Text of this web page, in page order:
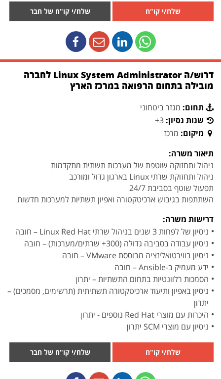
שלח/י קו"ח שלח/י קו"ח של חבר
דרוש/ה Linux System Administrator לחברה
מובילה בתחום הרפואה במרכז הארץ
תחום: מגזר ביטחוני
שנות נסיון: 3+
מיקום: מרכז
תיאור משרה:
ניהול ותחזוקה שוטפת של מערכות תשתית מתקדמות
ניהול ותחזוקת שרתי Linux בארגון גדול ומורכב
תפעול שוטף בסביבת 24/7
השתתפות בגיבוש ארכיטקטורה ואפיון תשתיות למערכות חדשות
דרישות משרה:
ניסיון של לפחות 3 שנים בניהול שרתי Linux Red Hat – חובה
ניסיון עבודה בסביבה גדולה (300+ שרתים/מערכות) – חובה
ניסיון בווירטואליזציה מבוססת VMware – חובה
ידע מעמיק ב-Ansible – חובה
הסמכות רלוונטיות בתחום התשתיות – יתרון
ניסיון באפיון ותיעוד ארכיטקטורה תשתיתית (תרשימים, מסמכים) –
יתרון
היכרות עם מוצרי Red Hat נוספים - יתרון
ניסיון עם מוצרי SCM יתרון
שלח/י קו"ח שלח/י קו"ח של חבר